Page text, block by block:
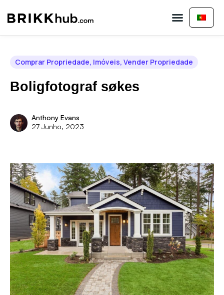
Comprar Propriedade, Imóveis, Vender Propriedade
Boligfotograf søkes
Anthony Evans
27 Junho, 2023